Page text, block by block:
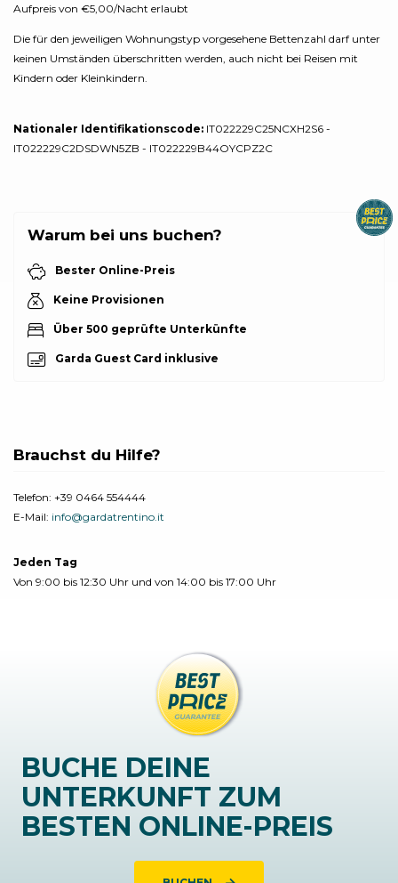
Aufpreis von €5,00/Nacht erlaubt
Die für den jeweiligen Wohnungstyp vorgesehene Bettenzahl darf unter
keinen Umständen überschritten werden, auch nicht bei Reisen mit
Kindern oder Kleinkindern.
Nationaler Identifikationscode: IT022229C25NCXH2S6 -
IT022229C2DSDWN5ZB - IT022229B44OYCPZ2C
Warum bei uns buchen?
Bester Online-Preis
Keine Provisionen
Über 500 geprüfte Unterkünfte
Garda Guest Card inklusive
Brauchst du Hilfe?
Telefon: +39 0464 554444
E-Mail: info@gardatrentino.it
Jeden Tag
Von 9:00 bis 12:30 Uhr und von 14:00 bis 17:00 Uhr
BUCHE DEINE
UNTERKUNFT ZUM
BESTEN ONLINE-PREIS